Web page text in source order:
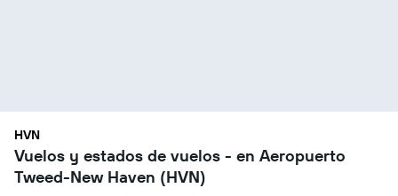
HVN
Vuelos y estados de vuelos - en Aeropuerto
Tweed-New Haven (HVN)